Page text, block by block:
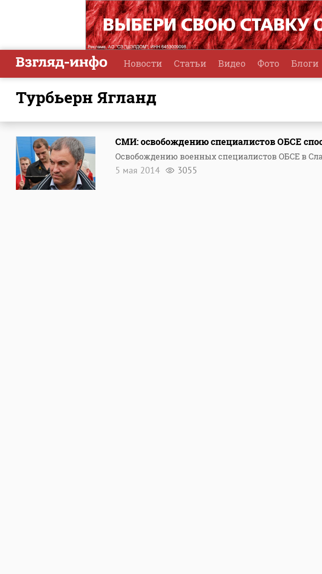
Новости Статьи Видео Фото Блоги
Турбьерн Ягланд
СМИ: освобождению специалистов ОБСЕ
Освобождению военных специалистов ОБСЕ в
5 мая 2014 3055